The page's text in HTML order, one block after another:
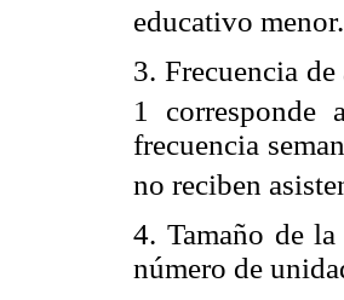
educativo menor.
3. Frecuencia
1 corresponde
frecuencia
no reciben
4. Tamaño de
número de